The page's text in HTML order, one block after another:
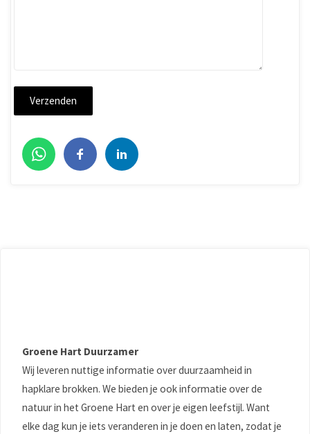
Groene Hart Duurzamer
Wij leveren nuttige informatie over duurzaamheid in
hapklare brokken. We bieden je ook informatie over de
natuur in het Groene Hart en over je eigen leefstijl. Want
elke dag kun je iets veranderen in je doen en laten, zodat je